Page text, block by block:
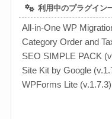
利用中のプラグイン
All-in-One WP
Category Order and
SEO SIMPLE PACK
Site Kit by Google
WPForms Lite (v.1.7.3)